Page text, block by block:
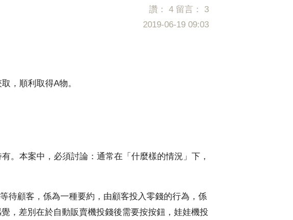
讚： 4 留言： 3
2019-06-19 09:03
，順利取得A物。
本案中，必須討論：通常在「什麼樣的情況」下，
客，係為一種要約，由顧客投入零錢的行為，係
，差別在於自動販賣機投錢後需要按按鈕，娃娃機投